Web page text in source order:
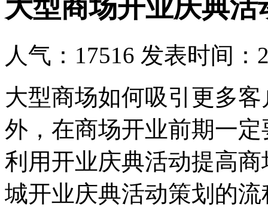
大型商场开业庆典活
人气：17516 发表时间：
大型商场如何吸引更多
外，在商场开业前期一
利用开业庆典活动提高
城开业庆典活动策划的